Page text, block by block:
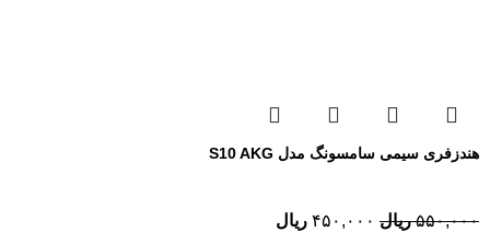
هندزفری سیمی سامسونگ مدل S10 AKG
۵۵۰,۰۰۰ ریال ۴۵۰,۰۰۰ ریال